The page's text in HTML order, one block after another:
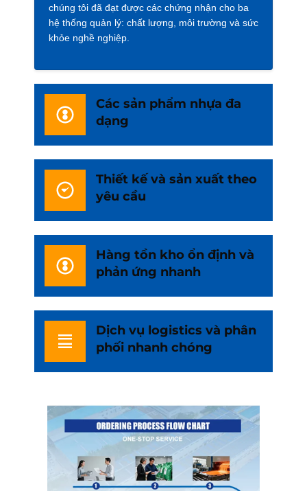
chúng tôi đã đạt được các chứng nhận cho ba
hệ thống quản lý: chất lượng, môi trường và sức
khỏe nghề nghiệp.
Các sản phẩm nhựa đa
dạng
Thiết kế và sản xuất theo
yêu cầu
Hàng tồn kho ổn định và
phản ứng nhanh
Dịch vụ logistics và phân
phối nhanh chóng